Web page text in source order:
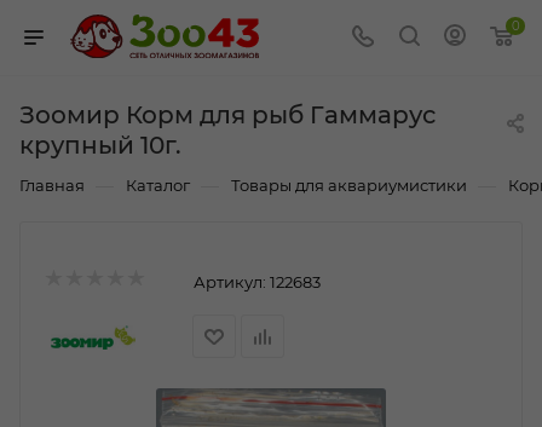
0
Зоомир Корм для рыб Гаммарус
крупный 10г.
Главная Каталог Товары для аквариумистики
Артикул: 122683